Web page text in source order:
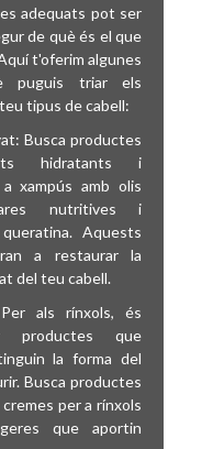
adequats pot ser
de què és el que
t'oferim algunes
puguis triar els
tipus de cabell:
Busca productes
hidratants i
xampús amb olis
nutritives i
Aquests
a restaurar la
del teu cabell.
als rínxols, és
productes que
la forma del
Busca productes
per a rínxols
que aportin